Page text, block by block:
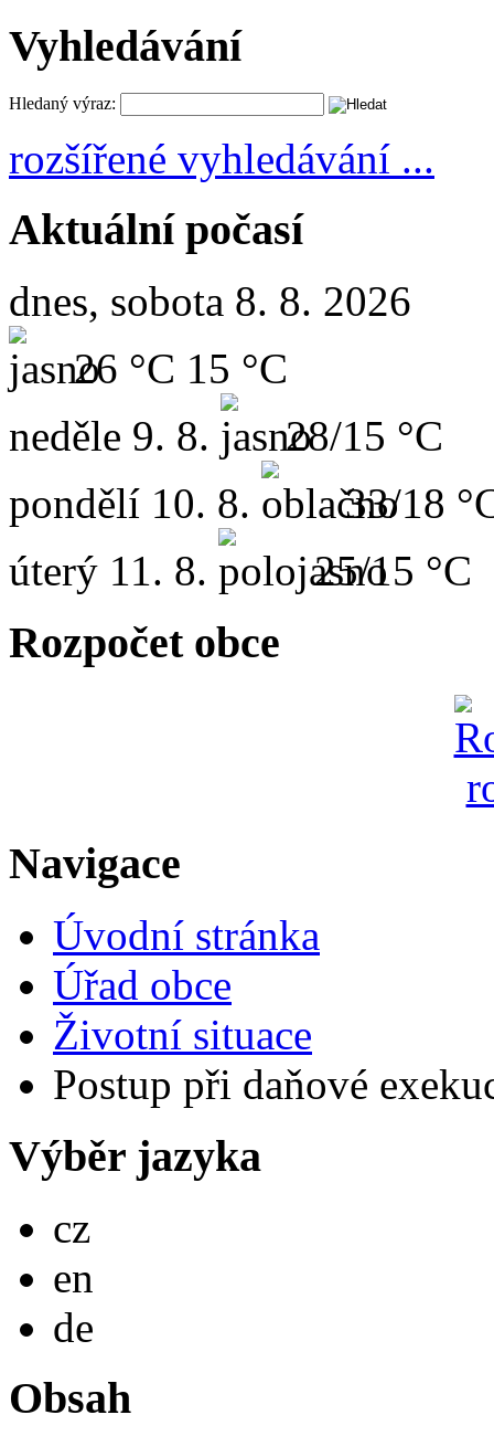
Vyhledávání
Hledaný výraz:
rozšířené vyhledávání ...
Aktuální počasí
dnes, sobota 8. 8. 2026
26 °C 15 °C
neděle 9. 8.
28/15 °C
pondělí 10. 8.
33/18
úterý 11. 8. 25/15 °C
Rozpočet obce
Navigace
Úvodní stránka
Úřad obce
Životní situace
Postup při daňové
Výběr jazyka
cz
en
de
Obsah